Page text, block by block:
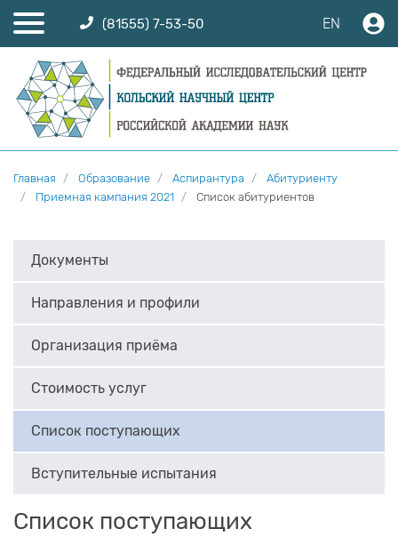
(81555) 7-53-50 EN
Главная Образование Аспирантура
Абитуриенту
Приемная кампания 2021
Список абитуриентов
Документы
Направления и профили
Организация приёма
Стоимость услуг
Список поступающих
Вступительные испытания
Список поступающих